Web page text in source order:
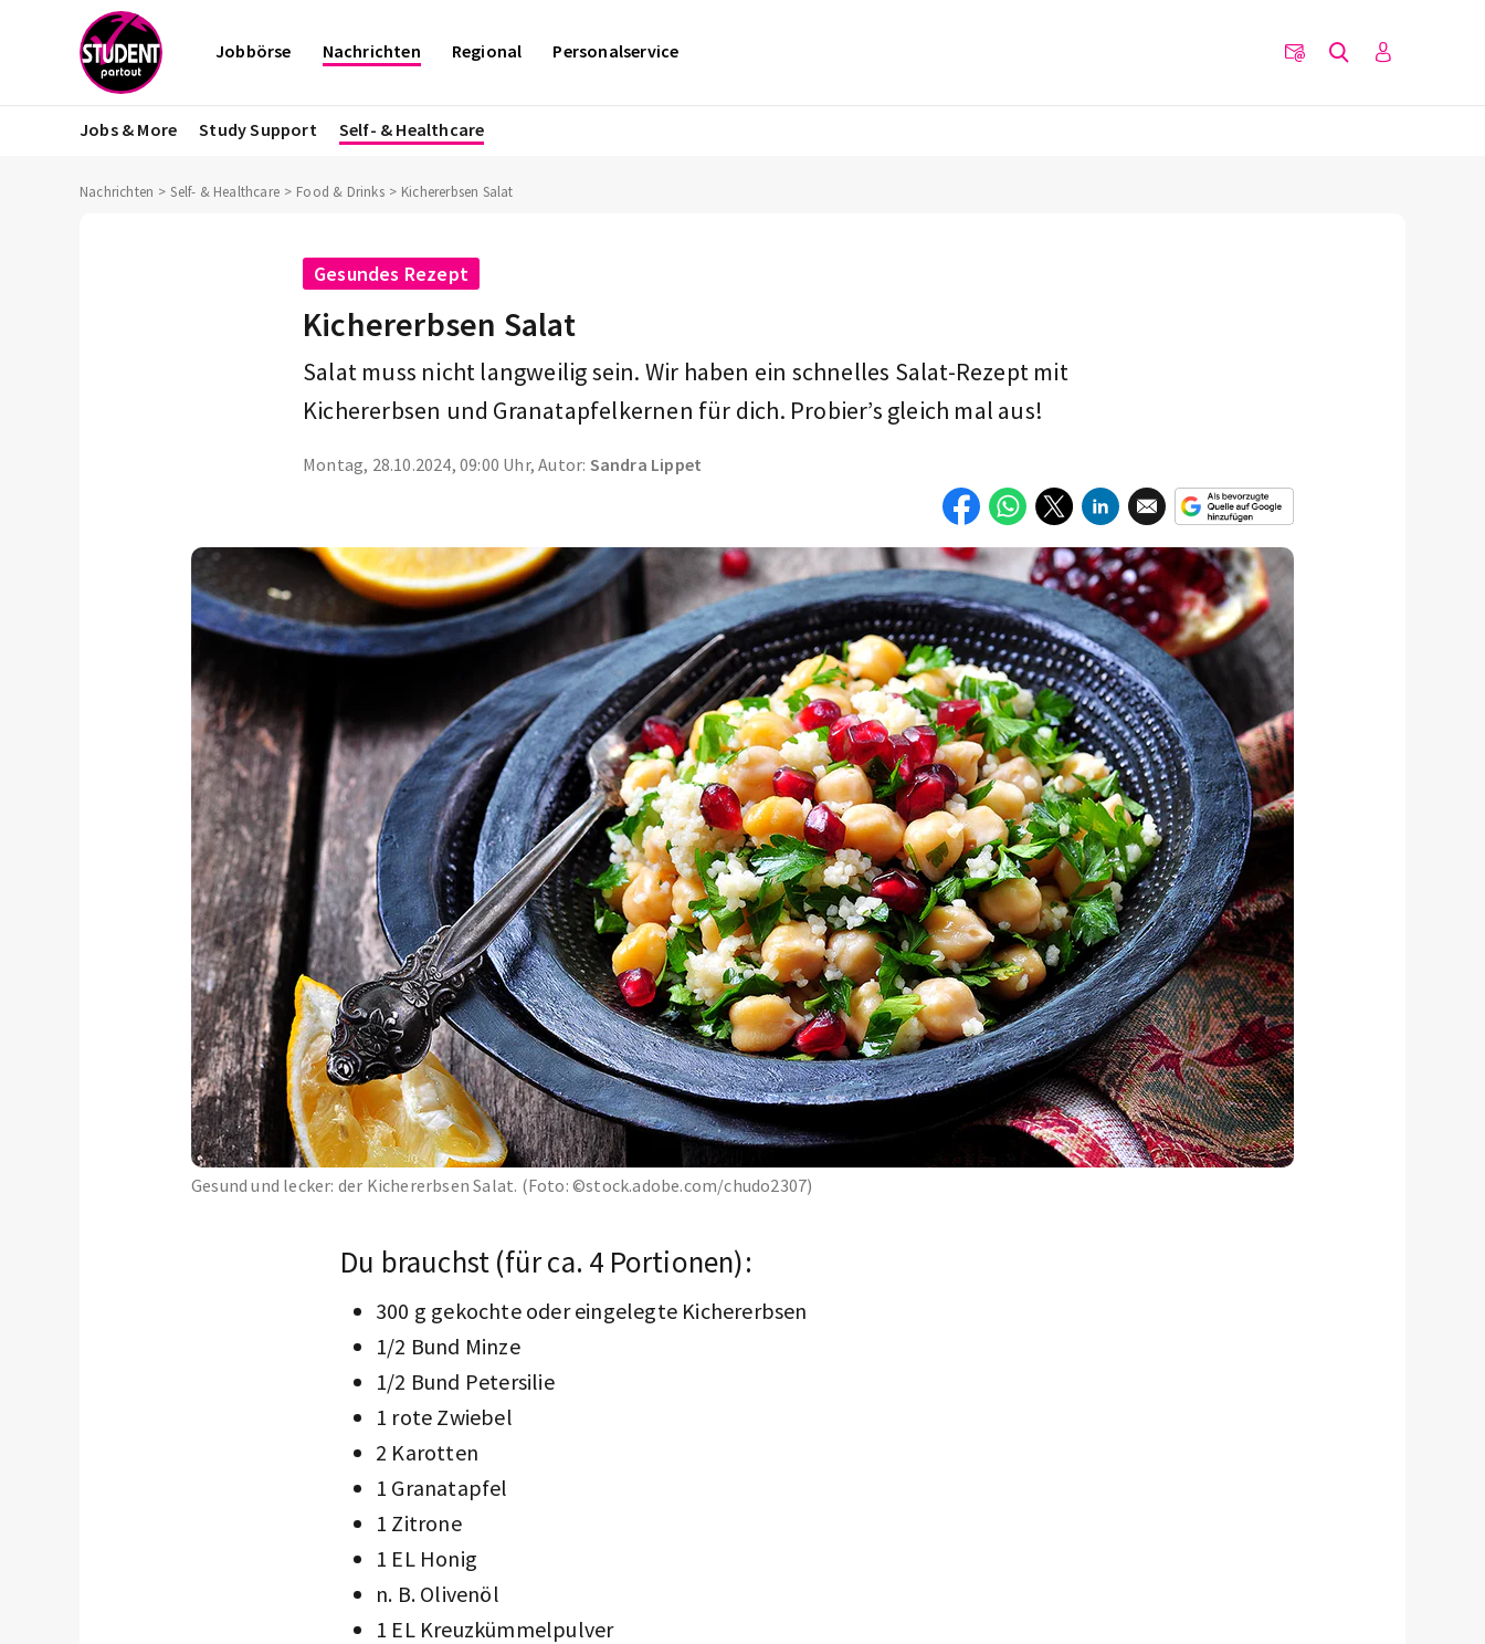
Jobbörse Nachrichten Regional Personalservice
Jobs & More Study Support Self- & Healthcare
Nachrichten Self- & Healthcare Food & Drinks Kichererbsen Salat
Gesundes Rezept
Kichererbsen Salat
Gesund und lecker: der Kichererbsen Salat. (Foto: ©stock.adobe.com/chudo2307)
Salat muss nicht langweilig sein. Wir haben ein schnelles Salat-Rezept mit
Kichererbsen und Granatapfelkernen für dich. Probier’s gleich mal aus!
Montag, 28.10.2024, 09:00 Uhr, Autor: Sandra Lippet
Du brauchst (für ca. 4 Portionen):
300 g gekochte oder eingelegte Kichererbsen
1/2 Bund Minze
1/2 Bund Petersilie
1 rote Zwiebel
2 Karotten
1 Granatapfel
1 Zitrone
1 EL Honig
n. B. Olivenöl
1 EL Kreuzkümmelpulver